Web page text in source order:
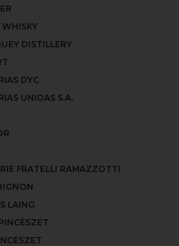
DISTILLERY
DYC
UNIDAS S.A.
FRATELLI RAMAZZOTTI
LAING